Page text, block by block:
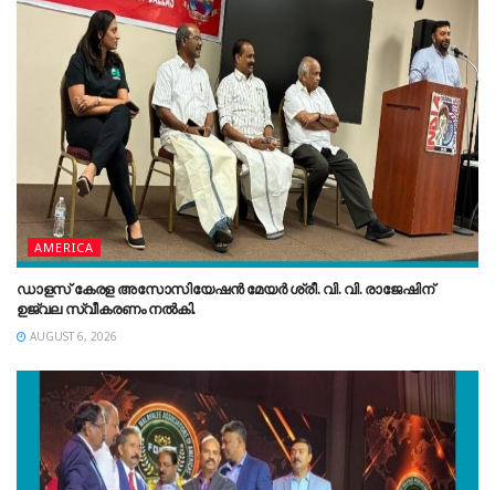
AMERICA
ഡാളസ് കേരള അസോസിയേഷൻ മേയർ ശ്രീ. വി. വി. രാജേഷിന്
ഉജ്വല സ്വീകരണം നൽകി.
AUGUST 6, 2026